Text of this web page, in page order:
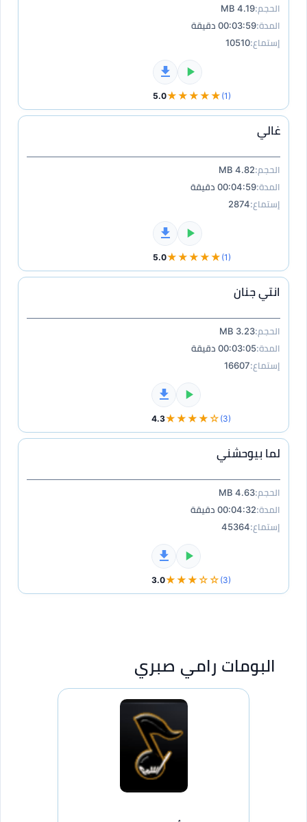
الحجم:4.19 MB
المدة:00:03:59 دقيقة
إستماع:10510
5.0★★★★★ (1)
غالي
الحجم:4.82 MB
المدة:00:04:59 دقيقة
إستماع:2874
5.0★★★★★ (1)
انتي جنان
الحجم:3.23 MB
المدة:00:03:05 دقيقة
إستماع:16607
4.3★★★★☆ (3)
لما بيوحشني
الحجم:4.63 MB
المدة:00:04:32 دقيقة
إستماع:45364
3.0★★★☆☆ (3)
البومات رامي صبري